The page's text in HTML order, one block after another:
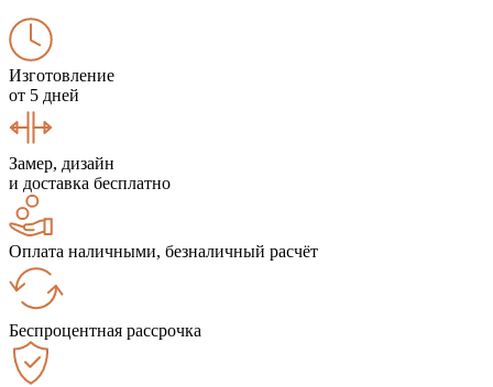
Изготовление
от 5 дней
Замер, дизайн
и доставка бесплатно
Оплата наличными, безналичный расчёт
Беспроцентная рассрочка